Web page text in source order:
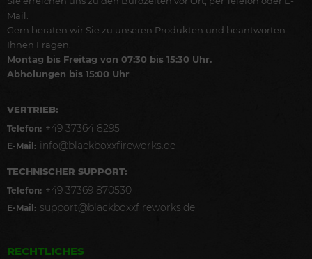
Mail.
Gern beraten wir Sie zu unseren Produkten und beantworten
Ihnen Fragen.
Montag bis Freitag von 07:30 bis 15:30 Uhr.
Abholungen bis 15:00 Uhr
VERTRIEB:
Telefon: +49 37364 8295
E-Mail: info@blackboxxfireworks.de
TECHNISCHER SUPPORT:
Telefon: +49 37369 870530
E-Mail: support@blackboxxfireworks.de
RECHTLICHES